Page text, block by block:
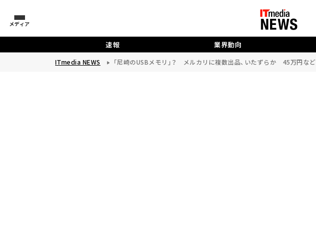
メディア
速報 業界動向
ITmedia NEWS 「尼崎のUSBメモリ」？ メルカリに複数出品、いたずらか 45万円など